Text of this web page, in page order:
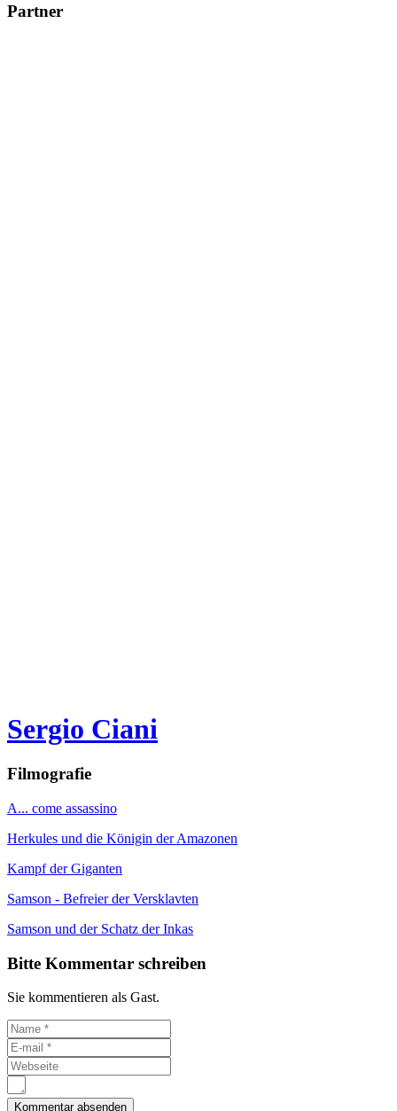
Partner
Sergio Ciani
Filmografie
A... come assassino
Herkules und die Königin der Amazonen
Kampf der Giganten
Samson - Befreier der Versklavten
Samson und der Schatz der Inkas
Bitte Kommentar schreiben
Sie kommentieren als Gast.